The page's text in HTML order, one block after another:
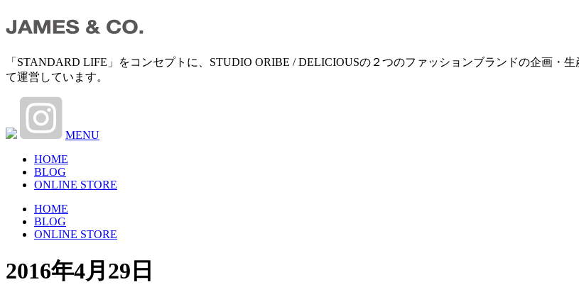
「STANDARD LIFE」をコンセプトに、STUDIO ORIBE / DELICIOUSの２つのファッションブランドの企画・
て運営しています。
MENU
HOME
BLOG
ONLINE STORE
HOME
BLOG
ONLINE STORE
2016年4月29日